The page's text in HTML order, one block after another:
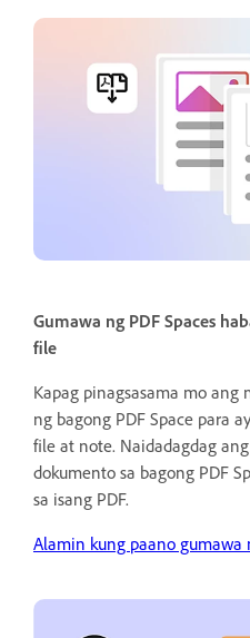
Gumawa ng PDF Spaces
file
Kapag pinagsasama mo ang
ng bagong PDF Space para
file at note. Naidadagdag
dokumento sa bagong PDF
sa isang PDF.
Alamin kung paano gumawa